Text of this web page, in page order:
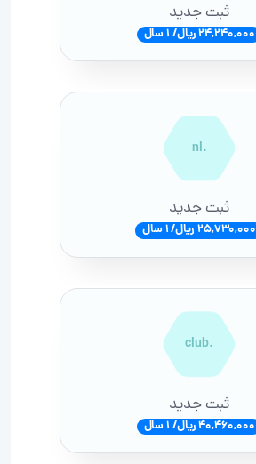
ثبت جدید
24,240,000 ریال/ 1 سال
.nl
ثبت جدید
25,730,000 ریال/ 1 سال
.club
ثبت جدید
40,460,000 ریال/ 1 سال